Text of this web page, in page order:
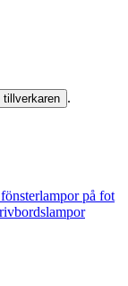
tillverkaren .
på fot